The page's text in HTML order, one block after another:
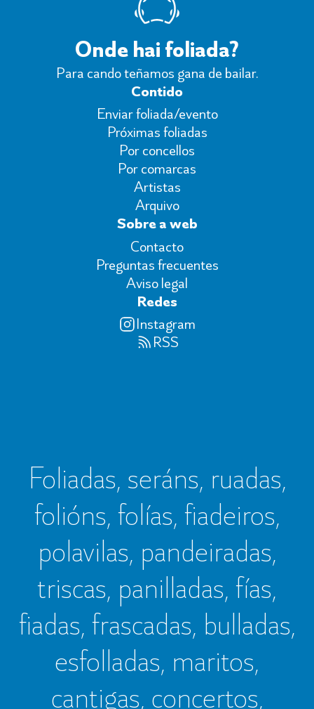
Onde hai foliada?
Para cando teñamos gana de bailar.
Contido
Enviar foliada/evento
Próximas foliadas
Por concellos
Por comarcas
Artistas
Arquivo
Sobre a web
Contacto
Preguntas frecuentes
Aviso legal
Redes
Instagram
RSS
Foliadas, seráns, ruadas,
folións, folías, fiadeiros,
polavilas, pandeiradas,
triscas, panilladas, fías,
fiadas, frascadas, bulladas,
esfolladas, maritos,
cantigas, concertos,